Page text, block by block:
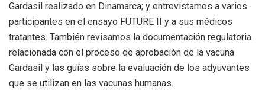
Gardasil realizado en Dinamarca; y entrevistamos a varios
participantes en el ensayo FUTURE II y a sus médicos
tratantes. También revisamos la documentación regulatoria
relacionada con el proceso de aprobación de la vacuna
Gardasil y las guías sobre la evaluación de los adyuvantes
que se utilizan en las vacunas humanas.